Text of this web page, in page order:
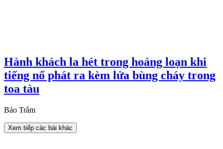
Hành khách la hét trong hoảng loạn khi
tiếng nổ phát ra kèm lửa bùng cháy trong
toa tàu
Bảo Trâm
Xem tiếp các bài khác